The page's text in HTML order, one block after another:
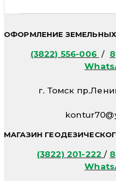
ОФОРМЛЕНИЕ
(3822) 556-006 /
г. Томск
МАГАЗИН
(3822) 201-222/